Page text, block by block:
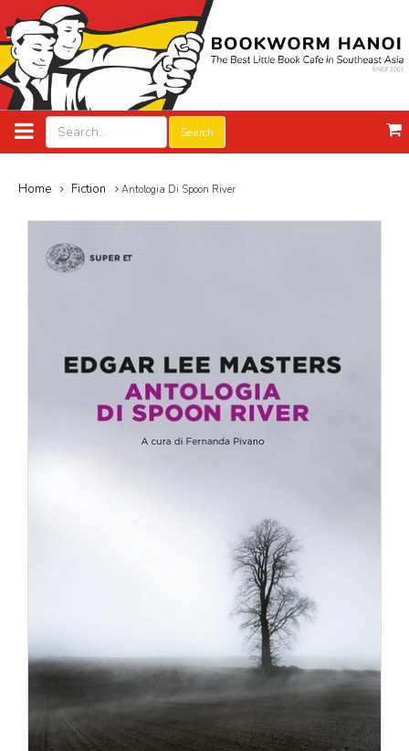
Search
Home Fiction Antologia Di Spoon River